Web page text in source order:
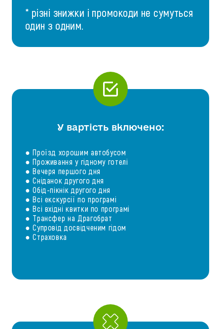
* різні знижки і промокоди не сумуться
один з одним.
У вартість включено:
● Проїзд хорошим автобусом
● Проживання у гідному готелі
● Вечеря першого дня
● Сніданок другого дня
● Обід-пікнік другого дня
● Всі екскурсії по програмі
● Всі вхідні квитки по програмі
● Трансфер на Драгобрат
● Супровід досвідченим гідом
● Страховка